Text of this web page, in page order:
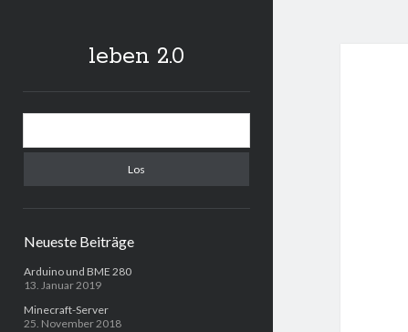
leben 2.0
Sidebar
Neueste Beiträge
Arduino und BME 280
13. Januar 2019
Minecraft-Server
25. November 2018